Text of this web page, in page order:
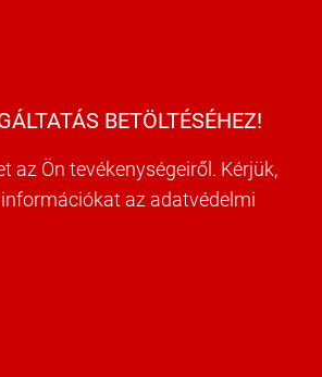
BETÖLTÉSÉHEZ!
Ön tevékenységeiről. Kérjük,
az adatvédelmi